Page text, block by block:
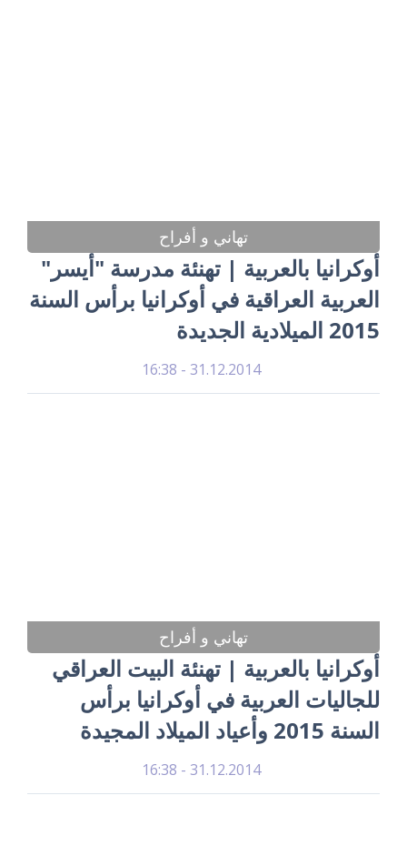
تهاني و أفراح
أوكرانيا بالعربية | تهنئة مدرسة "أيسر"
العربية العراقية في أوكرانيا برأس السنة
2015 الميلادية الجديدة
31.12.2014 - 16:38
تهاني و أفراح
أوكرانيا بالعربية | تهنئة البيت العراقي
للجاليات العربية في أوكرانيا برأس
السنة 2015 وأعياد الميلاد المجيدة
31.12.2014 - 16:38